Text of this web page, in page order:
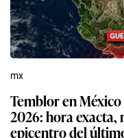
mx
Temblor en
2026: hora exacta,
epicentro del